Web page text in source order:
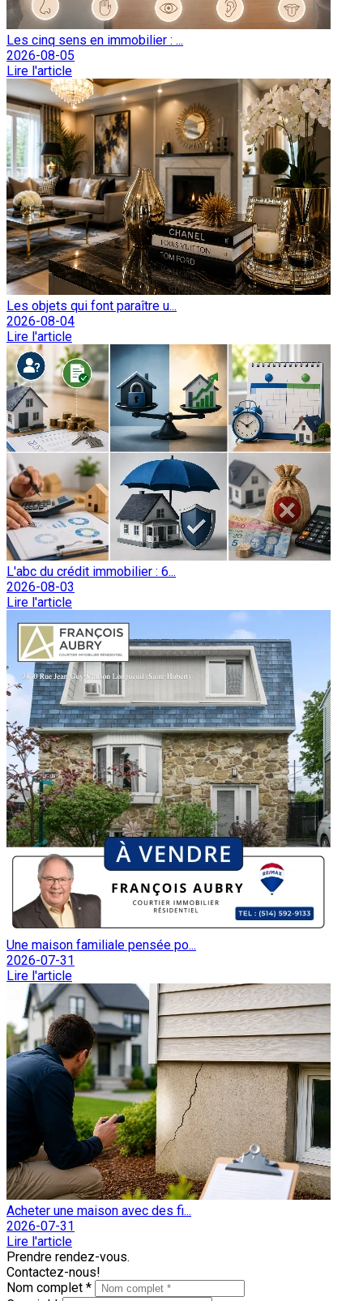
Les cinq sens en immobilier : ...
2026-08-05
Lire l'article
Les objets qui font paraître u...
2026-08-04
Lire l'article
L'abc du crédit immobilier : 6...
2026-08-03
Lire l'article
Une maison familiale pensée po...
2026-07-31
Lire l'article
Acheter une maison avec des fi...
2026-07-31
Lire l'article
Prendre rendez-vous.
Contactez-nous!
Nom complet *